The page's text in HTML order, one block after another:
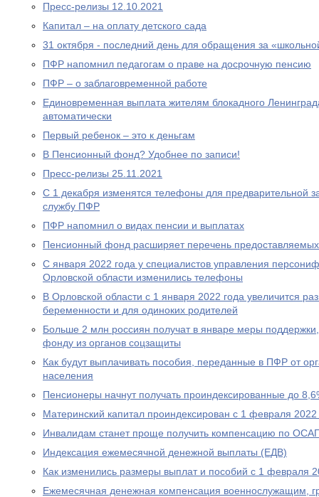
Пресс-релизы 12.10.2021
Капитал – на оплату детского сада
31 октября - последний день для обращения за
ПФР напомнил педагогам о праве на досрочную пенсию
ПФР – о заблаговременной работе
Единовременная выплата жителям блокадного
автоматически
Первый ребенок – это к деньгам
В Пенсионный фонд? Удобнее по записи!
Пресс-релизы 25.11.2021
С 1 декабря изменятся телефоны для предварительной
службу ПФР
ПФР напомнил о видах пенсии и выплатах
Пенсионный фонд расширяет перечень
С января 2022 года у специалистов управления
Орловской области изменились телефоны
В Орловской области с 1 января 2022 года увеличится
беременности и для одиноких родителей
Больше 2 млн россиян получат в январе меры
фонду из органов соцзащиты
Как будут выплачивать пособия, переданные в ПФР от
населения
Пенсионеры начнут получать проиндексированные до
Материнский капитал проиндексирован с 1 февраля 2022
Инвалидам станет проще получить компенсацию по
Индексация ежемесячной денежной выплаты (ЕДВ)
Как изменились размеры выплат и пособий с 1 февраля
Ежемесячная денежная компенсация военнослужащим,